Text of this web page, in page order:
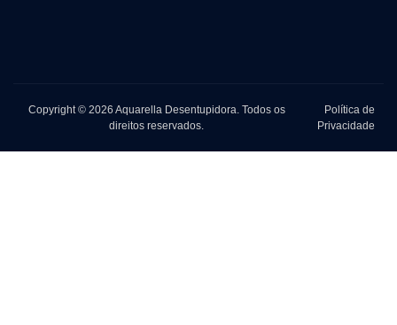
Copyright © 2026 Aquarella Desentupidora. Todos os
direitos reservados.
Política de
Privacidade